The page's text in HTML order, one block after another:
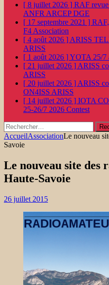
[ 8 juillet 2026 ] RAF
ANFR ARCEP DGE
[ 17 septembre 2021 ]
F4 Association
[ 4 août 2026 ] ARISS
ARISS
[ 1 août 2026 ]YOTA 25/7
[ 21 juillet 2026 ] ARISS
ARISS
[ 20 juillet 2026 ] ARISS
ON4ISS ARISS
[ 14 juillet 2026 ] IOTA
25-26/7 2026 Contest
Rechercher :
AccueilAssociationLe nouveau
Savoie
Le nouveau site des
Haute-Savoie
26 juillet 2015